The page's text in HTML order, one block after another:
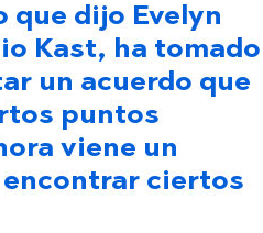
que dijo Evelyn
Kast, ha tomado
un acuerdo que
puntos
viene un
ciertos